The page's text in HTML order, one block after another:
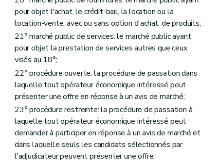
pour objet l'achat, le crédit-bail, la location ou la
location-vente, avec ou sans option d'achat, de produits;
21° marché public de services: le marché public ayant
pour objet la prestation de services autres que ceux
visés au 18°;
22° procédure ouverte: la procédure de passation dans
laquelle tout opérateur économique intéressé peut
présenter une offre en réponse à un avis de marché;
23° procédure restreinte: la procédure de passation à
laquelle tout opérateur économique intéressé peut
demander à participer en réponse à un avis de marché et
dans laquelle seuls les candidats sélectionnés par
l'adjudicateur peuvent présenter une offre;